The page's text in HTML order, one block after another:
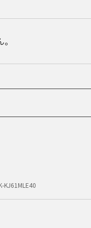
KJ61MLE40